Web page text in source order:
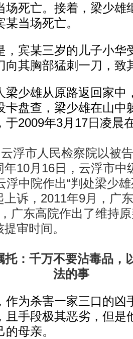
场死亡。接着，梁少雄
当场死亡。
宾某三岁的儿子小华
向其胸部猛刺一刀，致
少雄从原路返回家中
卡盘查，梁少雄在山中
于2009年3月17日凌晨
市人民检察院以被告
年10月16日，云浮市中
浮中院作出“判处梁少
上诉，2011年9月，广
广东高院作出了维持
审时间。
托：千万不要沾毒品，
法的事
为杀害一家三口的凶
且手段极其恶劣，但是
母亲。